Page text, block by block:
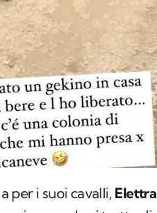
per i suoi cavalli,Elettra